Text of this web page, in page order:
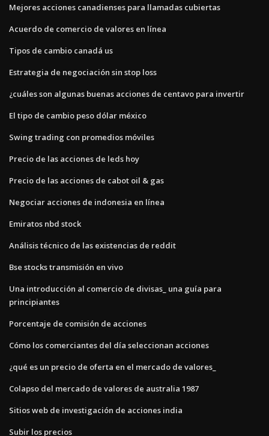
Mejores acciones canadienses para llamadas cubiertas
Acuerdo de comercio de valores en línea
Tipos de cambio canadá us
Estrategia de negociación sin stop loss
¿cuáles son algunas buenas acciones de centavo para invertir
El tipo de cambio peso dólar méxico
Swing trading con promedios móviles
Precio de las acciones de leds hoy
Precio de las acciones de cabot oil & gas
Negociar acciones de indonesia en línea
Emiratos nbd stock
Análisis técnico de las existencias de reddit
Bse stocks transmisión en vivo
Una introducción al comercio de divisas_ una guía para
principiantes
Porcentaje de comisión de acciones
Cómo los comerciantes del día seleccionan acciones
¿qué es un precio de oferta en el mercado de valores_
Colapso del mercado de valores de australia 1987
Sitios web de investigación de acciones india
Subir los precios